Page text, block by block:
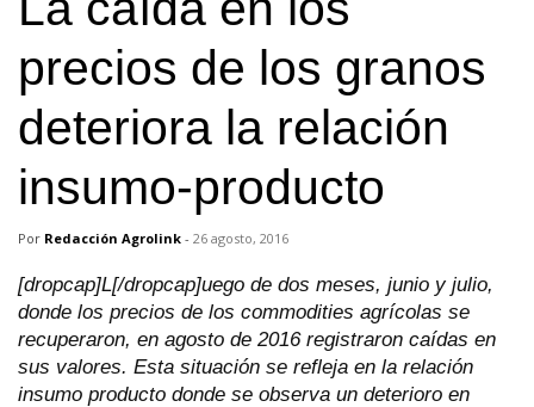
precios de los granos
deteriora la relación
insumo-producto
Por Redacción Agrolink - 26 agosto, 2016
[dropcap]L[/dropcap]uego de dos meses, junio y julio,
donde los precios de los commodities agrícolas se
recuperaron, en agosto de 2016 registraron caídas en
sus valores. Esta situación se refleja en la relación
insumo producto donde se observa un deterioro en